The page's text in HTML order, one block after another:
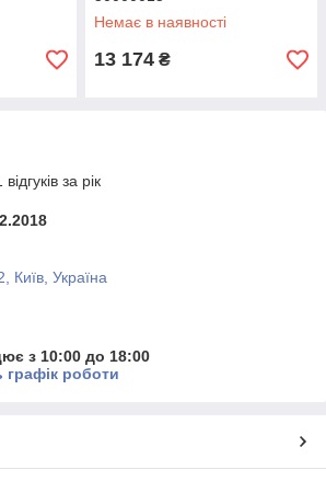
Немає в наявності
13 174 ₴
за рік
Київ, Україна
з 10:00 до 18:00
графік роботи